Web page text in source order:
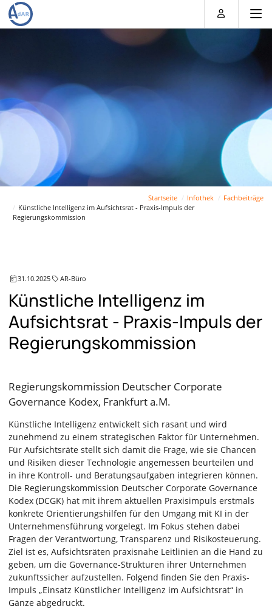
Direkt
zum
Inhalt
Direkt
zum
Hauptmenu
Direkt
zur
Suche
Direkt
zum
Footer
Startseite Infothek
Fachbeiträge
Künstliche Intelligenz im Aufsichtsrat - Praxis-Impuls der
Regierungskommission
31.10.2025 AR-Büro
Künstliche Intelligenz im
Aufsichtsrat - Praxis-Impuls der
Regierungskommission
Regierungskommission Deutscher Corporate
Governance Kodex, Frankfurt a.M.
Künstliche Intelligenz entwickelt sich rasant und wird
zunehmend zu einem strategischen Faktor für Unternehmen.
Für Aufsichtsräte stellt sich damit die Frage, wie sie Chancen
und Risiken dieser Technologie angemessen beurteilen und
in ihre Kontroll- und Beratungsaufgaben integrieren können.
Die Regierungskommission Deutscher Corporate Governance
Kodex (DCGK) hat mit ihrem aktuellen Praxisimpuls erstmals
konkrete Orientierungshilfen für den Umgang mit KI in der
Unternehmensführung vorgelegt. Im Fokus stehen dabei
Fragen der Verantwortung, Transparenz und Risikosteuerung.
Ziel ist es, Aufsichtsräten praxisnahe Leitlinien an die Hand zu
geben, um die Governance-Strukturen ihrer Unternehmen
zukunftssicher aufzustellen. Folgend finden Sie den Praxis-
Impuls „Einsatz Künstlicher Intelligenz im Aufsichtsrat“ in
Gänze abgedruckt.